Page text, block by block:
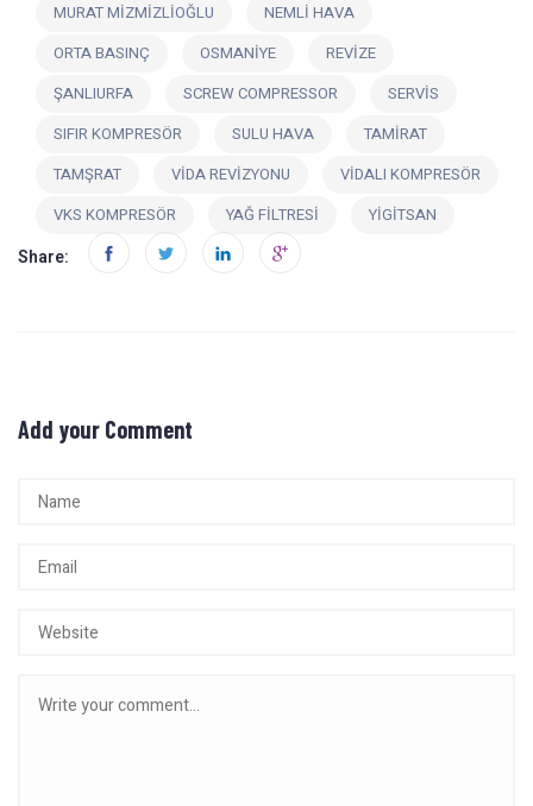
MURAT MİZMİZLİOĞLU
NEMLİ HAVA
ORTA BASINÇ
OSMANİYE
REVİZE
ŞANLIURFA
SCREW COMPRESSOR
SERVİS
SIFIR KOMPRESÖR
SULU HAVA
TAMİRAT
TAMŞRAT
VİDA REVİZYONU
VİDALI KOMPRESÖR
VKS KOMPRESÖR
YAĞ FİLTRESİ YİGİTSAN
Share:
Add your Comment